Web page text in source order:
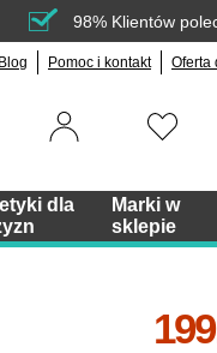
98% Klientów
Blog Pomoc i kontakt Oferta
dla
Marki w
sklepie